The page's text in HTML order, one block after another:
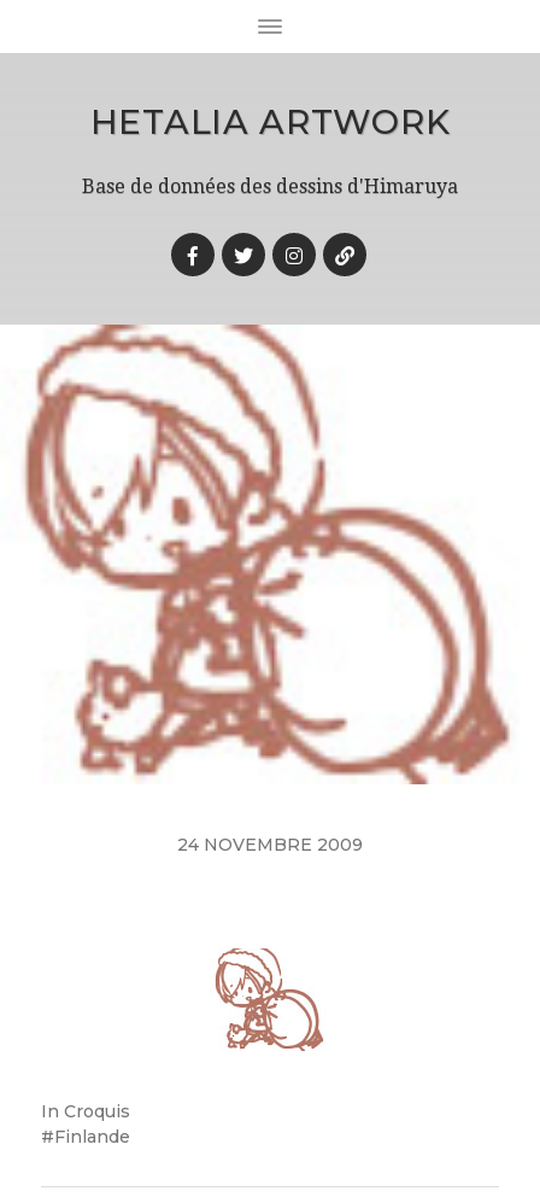
HETALIA ARTWORK
Base de données des dessins d'Himaruya
24 NOVEMBRE 2009
In Croquis
Finlande